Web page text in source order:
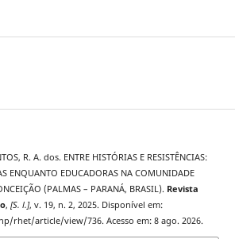
R. A. dos. ENTRE HISTÓRIAS E RESISTÊNCIAS:
ENQUANTO EDUCADORAS NA COMUNIDADE
(PALMAS – PARANÁ, BRASIL). Revista
, [S. l.], v. 19, n. 2, 2025. Disponível em:
rhet/article/view/736. Acesso em: 8 ago. 2026.